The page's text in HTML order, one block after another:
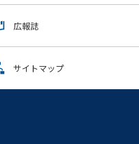
広報誌
サイトマップ